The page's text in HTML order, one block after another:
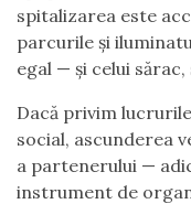
spitalizarea este
parcurile și
egal — și celui sărac,
Dacă privim
social, ascunderea
a partenerului —
instrument de